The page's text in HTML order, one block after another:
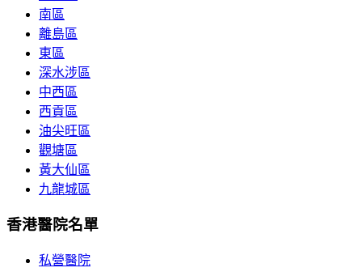
南區
離島區
東區
深水涉區
中西區
西貢區
油尖旺區
觀塘區
黃大仙區
九龍城區
香港醫院名單
私營醫院